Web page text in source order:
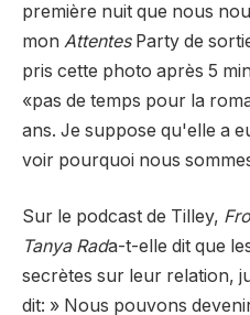
première nuit que nous
mon AttentesParty de
pris cette photo après 5
«pas de temps pour la
ans. Je suppose qu'elle a
voir pourquoi nous
Sur le podcast de Tilley,
Tanya Rada-t-elle dit que
secrètes sur leur relation,
dit: » Nous pouvons